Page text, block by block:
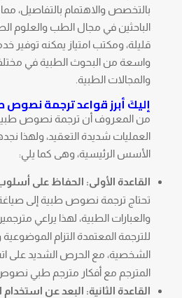
بالتخصص والاهتمام بالتفاصيل،
الباحثين في مجال الطب والعلوم
قليلة، ومكتب امتياز يمكنه توفير
واسعة من البحوث الطبية في
والمجالات الطبية.
إليكَ أبرز قواعد ترجمة نصوص
من المعروف أن ترجمة نصوص
العمليات شديدة التعقيد، ولهذا
الأسس الرئيسية، وهى كما يلي:
القاعدة الأولى: الحفاظ على
تحتاج ترجمة نصوص طبية إلى
والعبارات الطبية، لهذا يراعي
للترجمة المعتمدة التزام الموضوعية
الشخصية، مع الحرص الشديد على
المترجم مع أفكار مترجم طبي
القاعدة الثانية: البعد عن استخدام